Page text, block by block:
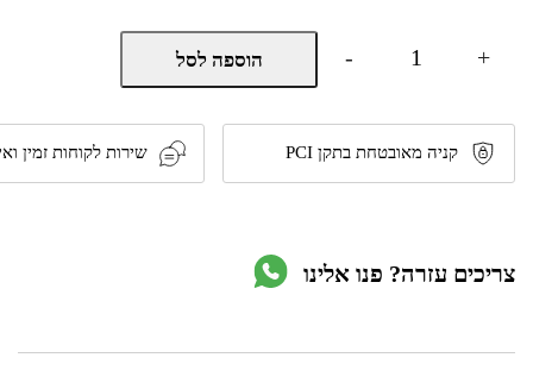
-
כמות
אקדח
חם
80W
דגם
FL-
TACTIX
+ הוספה לסל
קניה מאובטחת בתקן PCI שירות לקוחות זמין
צריכים עזרה? פנו אלינו